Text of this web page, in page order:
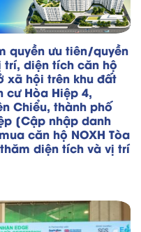
quyền ưu tiên/quyền
diện tích căn hộ
xã hội trên khu đất
cư Hòa Hiệp 4,
Chiểu, thành phố
[Cập nhập danh
căn hộ NOXH Tòa
diện tích và vị trí